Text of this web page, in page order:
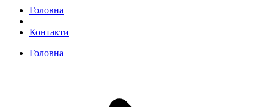
Головна
Контакти
Головна